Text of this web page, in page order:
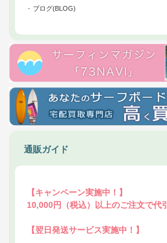
ブログ(BLOG)
通販ガイド
【キャンペーン実施中！】
10,000円（税込）以上のご注文で代
【翌日発送サービス実施中！】